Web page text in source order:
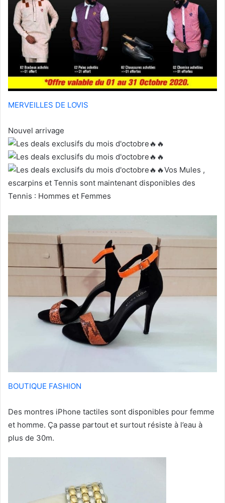
MERVEILLES DE LOVIS
Nouvel arrivage
Vos Mules ,
escarpins et Tennis sont maintenant disponibles des
Tennis : Hommes et Femmes
BOUTIQUE FASHION
Des montres iPhone tactiles sont disponibles pour femme
et homme. Ça passe partout et surtout résiste à l’eau à
plus de 30m.